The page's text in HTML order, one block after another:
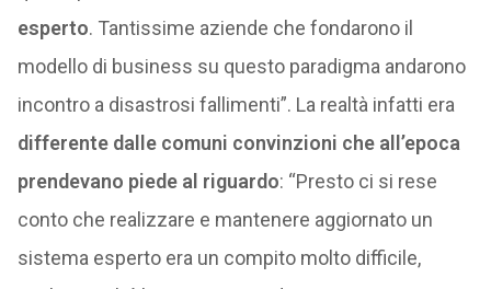
esperto. Tantissime aziende che fondarono il
modello di business su questo paradigma andarono
incontro a disastrosi fallimenti”. La realtà infatti era
differente dalle comuni convinzioni che all’epoca
prendevano piede al riguardo: “Presto ci si rese
conto che realizzare e mantenere aggiornato un
sistema esperto era un compito molto difficile,